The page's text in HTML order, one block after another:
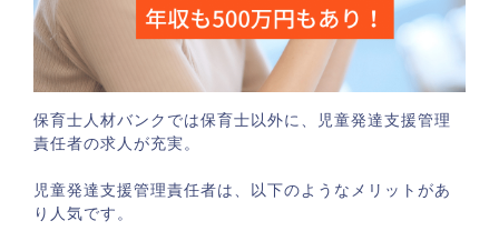
保育士人材バンクでは保育士以外に、児童発達支援管理
責任者の求人が充実。
児童発達支援管理責任者は、以下のようなメリットがあ
り人気です。